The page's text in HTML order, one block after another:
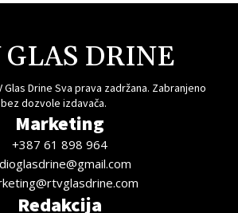
GLAS DRINE
Glas Drine Sva prava zadržana. Zabranjeno
dozvole izdavača.
Marketing
+387 61 898 964
Redakcija